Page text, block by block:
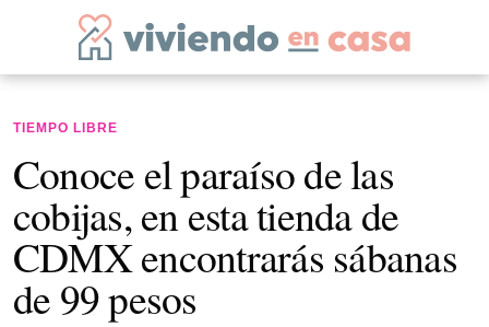
TIEMPO LIBRE
Conoce el paraíso de las
cobijas, en esta tienda de
CDMX encontrarás sábanas
de 99 pesos